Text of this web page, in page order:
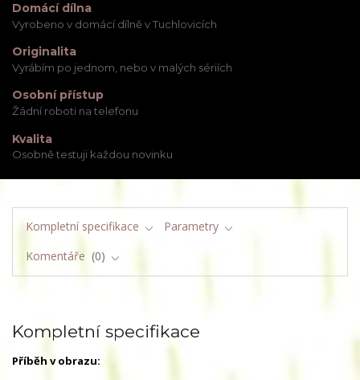
Domácí dílna
Vyrobeno v domácí dílně v Tuchlovicích
Originalita
Vyrábím po jednom, nebo v malých sériích
Osobní přístup
Žádní roboti na telefonu
Kvalita
Osobně testuji každou novinku
Kompletní specifikace
Parametry
Komentáře
0
Kompletní specifikace
Příběh v obrazu: